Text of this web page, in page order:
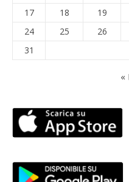
17
18 19
24
25 26
31
«